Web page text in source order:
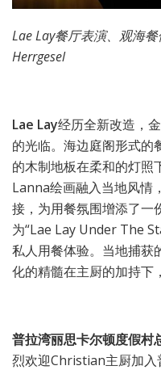
Lae Lay餐厅表演、观海餐
Herrgesel
Lae Lay经历全新改造，
的光临。海边庭阁形式的
的木制地板在柔和的灯照
Lanna绘画融入当地风情
接，为用餐氛围增添了一
为“Lae Lay Under The
私人用餐体验。当地捕获
化的精髓在主厨的加持下
普拉湾丽思卡尔顿度假村
烈欢迎Christian主厨加